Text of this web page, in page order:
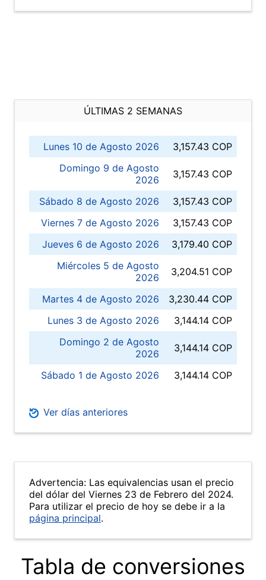
ÚLTIMAS 2 SEMANAS
Lunes 10 de Agosto 2026
3,157.43 COP
Domingo 9 de Agosto
2026
3,157.43 COP
Sábado 8 de Agosto 2026
3,157.43 COP
Viernes 7 de Agosto 2026
3,157.43 COP
Jueves 6 de Agosto 2026
3,179.40 COP
Miércoles 5 de Agosto
2026
3,204.51 COP
Martes 4 de Agosto 2026
3,230.44 COP
Lunes 3 de Agosto 2026
3,144.14 COP
Domingo 2 de Agosto
2026
3,144.14 COP
Sábado 1 de Agosto 2026 3,144.14 COP
Ver días anteriores
Advertencia: Las equivalencias usan el precio
del dólar del Viernes 23 de Febrero del 2024.
Para utilizar el precio de hoy se debe ir a la
página principal.
Tabla de conversiones